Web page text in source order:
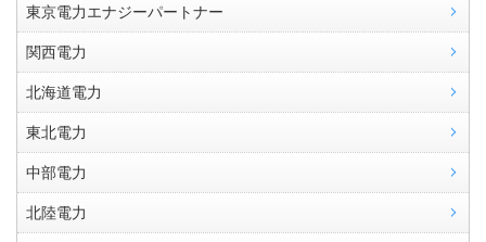
東京電力エナジーパートナー
関西電力
北海道電力
東北電力
中部電力
北陸電力